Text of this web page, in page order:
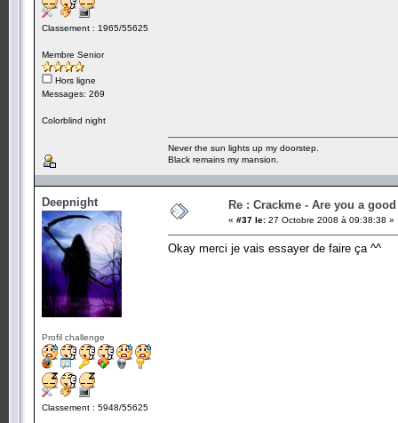
Classement : 1965/55625
Membre Senior
Hors ligne
Messages: 269
Colorblind night
Never the sun lights up my doorstep.
Black remains my mansion.
Deepnight
Profil challenge
Classement : 5948/55625
Re : Crackme - Are you a
« #37 le: 27 Octobre 2008 à 09:38:38 »
Okay merci je vais essayer de faire ça ^^